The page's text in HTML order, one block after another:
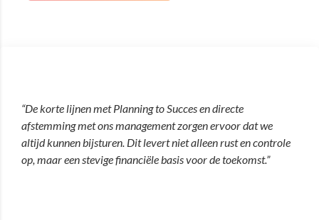
“De korte lijnen met Planning to Succes en directe
afstemming met ons management zorgen ervoor dat we
altijd kunnen bijsturen. Dit levert niet alleen rust en controle
op, maar een stevige financiële basis voor de toekomst.”